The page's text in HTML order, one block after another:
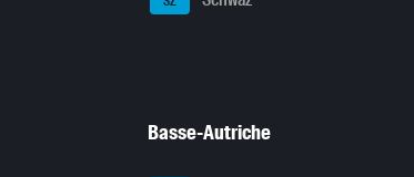
Basse-Autriche